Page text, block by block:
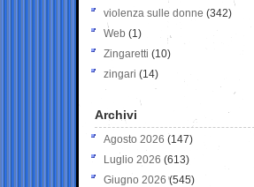
violenza sulle donne (342)
Web (1)
Zingaretti (10)
zingari (14)
Archivi
Agosto 2026 (147)
Luglio 2026 (613)
Giugno 2026 (545)